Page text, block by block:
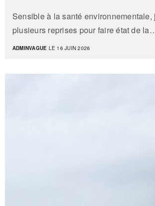
Sensible à la santé
plusieurs reprises pour faire état de
ADMINVAGUE LE 16 JUIN 2026